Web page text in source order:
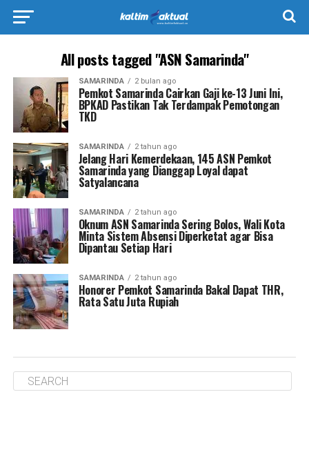
All posts tagged "ASN Samarinda"
SAMARINDA 2 bulan ago
Pemkot Samarinda Cairkan Gaji ke-13 Juni Ini,
BPKAD Pastikan Tak Terdampak Pemotongan
TKD
SAMARINDA 2 tahun ago
Jelang Hari Kemerdekaan, 145 ASN Pemkot
Samarinda yang Dianggap Loyal dapat
Satyalancana
SAMARINDA 2 tahun ago
Oknum ASN Samarinda Sering Bolos, Wali Kota
Minta Sistem Absensi Diperketat agar Bisa
Dipantau Setiap Hari
SAMARINDA 2 tahun ago
Honorer Pemkot Samarinda Bakal Dapat THR,
Rata Satu Juta Rupiah